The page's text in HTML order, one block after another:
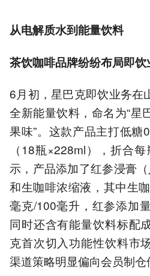
从电解质水到能量饮料
茶饮咖啡品牌纷纷布局即饮
6月初，星巴克即饮业务在
全新能量饮料，命名为“星
果味”。这款产品主打低糖
（18瓶×228ml），折合
示，产品添加了红参浸膏
和生咖啡浓缩液，其中生
毫克/100毫升，红参添加
同时还含有能量饮料标配
克首次切入功能性饮料市
渠道策略明显偏向会员制仓